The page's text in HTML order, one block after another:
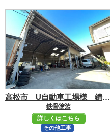
高松市 U自動車工場様 錆びた鉄骨も元通り
鉄骨塗装
詳しくはこちら
その他工事